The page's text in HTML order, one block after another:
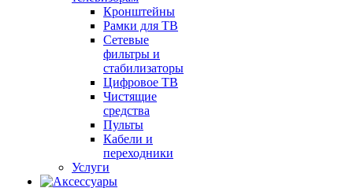
Кронштейны
Рамки для ТВ
Сетевые
фильтры и
стабилизаторы
Цифровое ТВ
Чистящие
средства
Пульты
Кабели и
переходники
Услуги